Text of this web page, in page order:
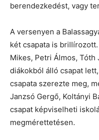
berendezkedést, vagy
A versenyen a
két csapata is
Mikes, Petri Álmos, Tóth
diákokból álló csapat
csapata szerezte meg,
Janzsó Gergő, Koltányi
csapat képviselheti
megmérettetésen.